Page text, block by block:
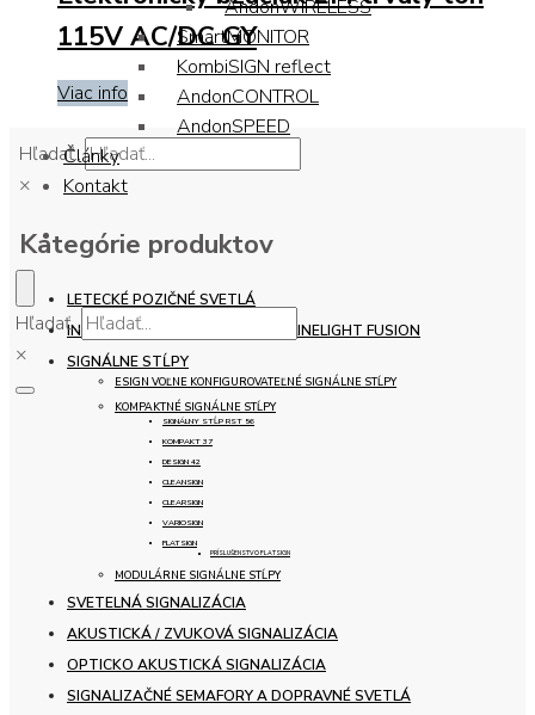
AndonWIRELESS
SmartMONITOR
KombiSIGN reflect
AndonCONTROL
AndonSPEED
Články
Kontakt
Hľadať...
×
115V AC/DC GY
Viac info
Hľadať...
×
Kategórie produktov
LETECKÉ POZIČNÉ SVETLÁ
INTEGROVANÁ SIGNALIZÁCIA - LINELIGHT FUSION
SIGNÁLNE STĹPY
ESIGN VOĽNE KONFIGUROVATEĽNÉ SIGNÁLNE STĹPY
KOMPAKTNÉ SIGNÁLNE STĹPY
SIGNÁLNY STĹP RST 56
KOMPAKT 37
DESIGN 42
CLEANSIGN
CLEARSIGN
VARIOSIGN
FLATSIGN
PRÍSLUŠENSTVO FLATSIGN
MODULÁRNE SIGNÁLNE STĹPY
SVETELNÁ SIGNALIZÁCIA
AKUSTICKÁ / ZVUKOVÁ SIGNALIZÁCIA
OPTICKO AKUSTICKÁ SIGNALIZÁCIA
SIGNALIZAČNÉ SEMAFORY A DOPRAVNÉ SVETLÁ